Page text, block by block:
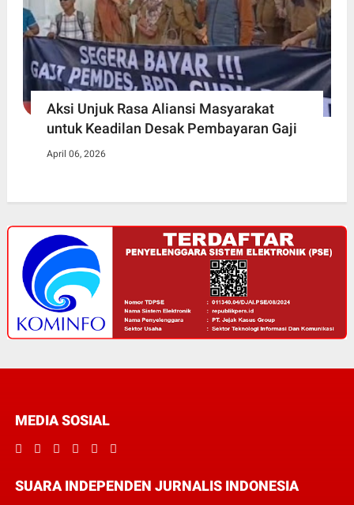
Aksi Unjuk Rasa Aliansi Masyarakat
untuk Keadilan Desak Pembayaran Gaji
April 06, 2026
MEDIA SOSIAL
SUARA INDEPENDEN JURNALIS INDONESIA